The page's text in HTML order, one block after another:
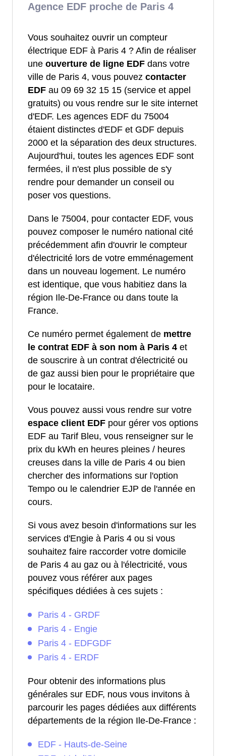
Agence EDF proche de Paris 4
Vous souhaitez ouvrir un compteur
électrique EDF à Paris 4 ? Afin de réaliser
une ouverture de ligne EDF dans votre
ville de Paris 4, vous pouvez contacter
EDF au 09 69 32 15 15 (service et appel
gratuits) ou vous rendre sur le site internet
d'EDF. Les agences EDF du 75004
étaient distinctes d'EDF et GDF depuis
2000 et la séparation des deux structures.
Aujourd'hui, toutes les agences EDF sont
fermées, il n'est plus possible de s'y
rendre pour demander un conseil ou
poser vos questions.
Dans le 75004, pour contacter EDF, vous
pouvez composer le numéro national cité
précédemment afin d'ouvrir le compteur
d'électricité lors de votre emménagement
dans un nouveau logement. Le numéro
est identique, que vous habitiez dans la
région Ile-De-France ou dans toute la
France.
Ce numéro permet également de mettre
le contrat EDF à son nom à Paris 4 et
de souscrire à un contrat d'électricité ou
de gaz aussi bien pour le propriétaire que
pour le locataire.
Vous pouvez aussi vous rendre sur votre
espace client EDF pour gérer vos options
EDF au Tarif Bleu, vous renseigner sur le
prix du kWh en heures pleines / heures
creuses dans la ville de Paris 4 ou bien
chercher des informations sur l'option
Tempo ou le calendrier EJP de l'année en
cours.
Si vous avez besoin d'informations sur les
services d'Engie à Paris 4 ou si vous
souhaitez faire raccorder votre domicile
de Paris 4 au gaz ou à l'électricité, vous
pouvez vous référer aux pages
spécifiques dédiées à ces sujets :
Paris 4 - GRDF
Paris 4 - Engie
Paris 4 - EDFGDF
Paris 4 - ERDF
Pour obtenir des informations plus
générales sur EDF, nous vous invitons à
parcourir les pages dédiées aux différents
départements de la région Ile-De-France :
EDF - Hauts-de-Seine